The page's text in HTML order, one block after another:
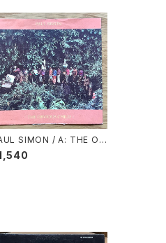
SIMON / A: THE OB
CHILD / B: THE RH
OF THE SAINTS